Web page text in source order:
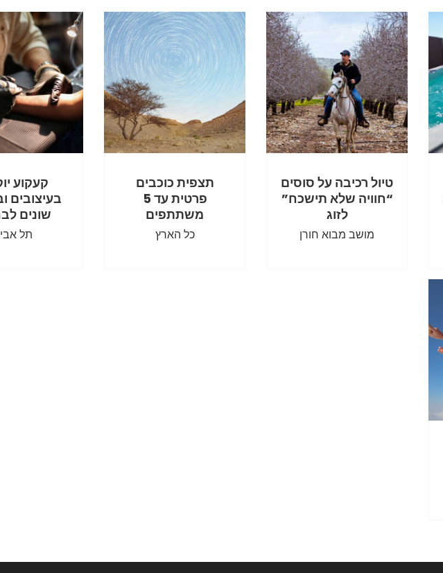
טיול רכיבה על סוסים
“חוויה שלא תישכח”
לזוג
מושב מבוא חורן
תצפית כוכבים
פרטית עד 5
משתתפים
כל הארץ
קעקוע
בעיצובים
שונים
תל